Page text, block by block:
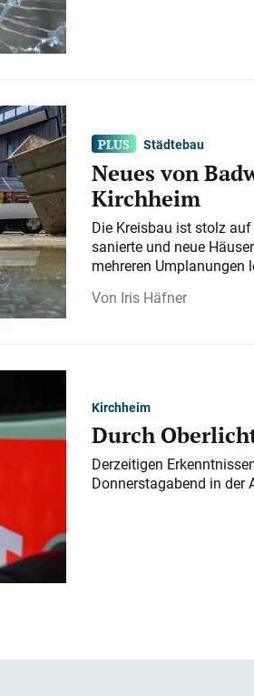
Städtebau
Neues von
Kirchheim
Die Kreisbau ist stolz
sanierte und neue
mehreren Umplanungen
Iris Häfner
Kirchheim
Durch
Derzeitigen
Donnerstagabend in der